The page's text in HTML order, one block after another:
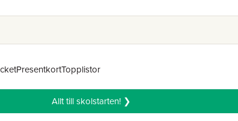
PresentkortTopplistor
Allt till skolstarten! ❯